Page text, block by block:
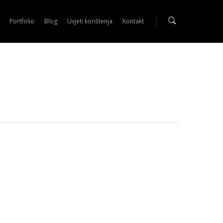
Portfolio Blog Uvjeti korištenja Kontakt